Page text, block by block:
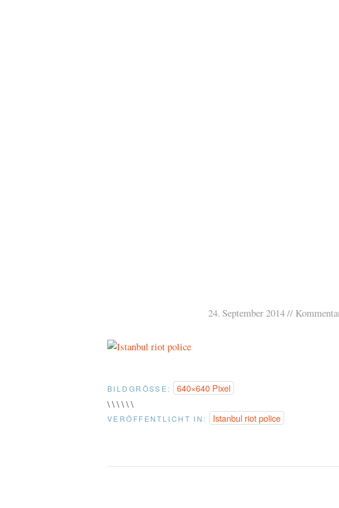
24. September 2014
BILDGRÖSSE:
640×640 Pixel
\ \ \ \ \ \
VERÖFFENTLICHT IN: Istanbul riot police